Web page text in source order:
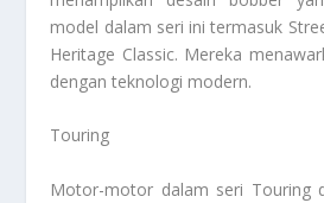
model dalam seri ini termasuk
Heritage Classic. Mereka
dengan teknologi modern.
Touring
Motor-motor dalam seri Touring